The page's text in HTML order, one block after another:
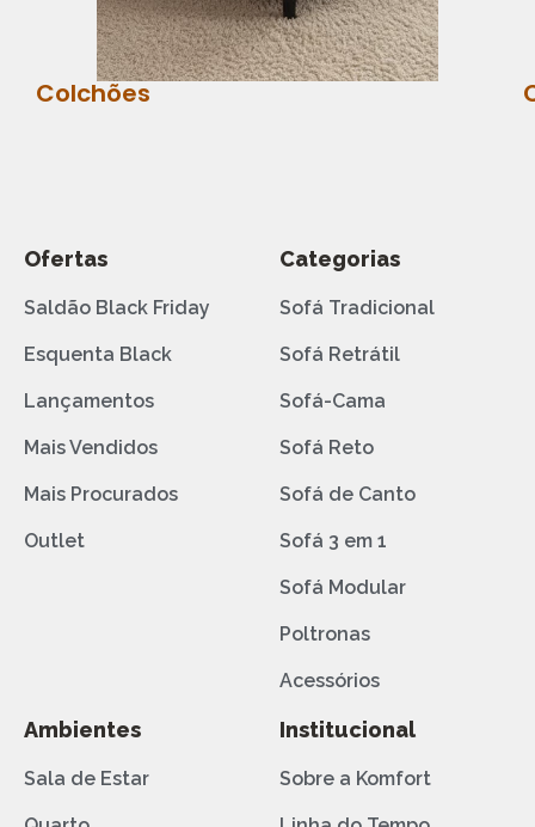
Colchões
Ofertas
Saldão Black Friday
Esquenta Black
Lançamentos
Mais Vendidos
Mais Procurados
Outlet
Categorias
Sofá Tradicional
Sofá Retrátil
Sofá-Cama
Sofá Reto
Sofá de Canto
Sofá 3 em 1
Sofá Modular
Poltronas
Acessórios
Ambientes
Sala de Estar
Institucional
Sobre a Komfort